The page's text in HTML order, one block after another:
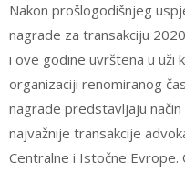
Nakon prošlogodišnjeg
nagrade za transakciju
i ove godine uvrštena u uži
organizaciji renomiranog
nagrade predstavljaju
najvažnije transakcije
Centralne i Istočne Evrope.